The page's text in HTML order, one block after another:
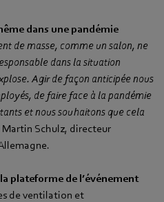
dans une pandémie
de masse, comme un salon, ne
dans la situation
Agir de façon anticipée nous
de faire face à la pandémie
et nous souhaitons que cela
Martin Schulz, directeur
plateforme de l’événement
de ventilation et